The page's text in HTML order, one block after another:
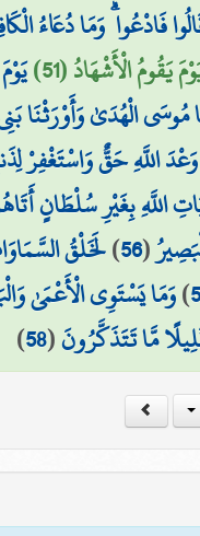
فَادْعُوا ۗ وَمَا دُعَاءُ
يَقُومُ الْأَشْهَادُ (51)
مُوسَى الْهُدَىٰ وَأَوْرَثْنَا
اللَّهِ حَقٌّ وَاسْتَغْفِرْ
اللَّهِ بِغَيْرِ سُلْطَانٍ
(
56
)لَخَلْقُ
)وَمَا يَسْتَوِي الْأَعْمَىٰ
مَّا تَتَذَكَّرُونَ(
58
)